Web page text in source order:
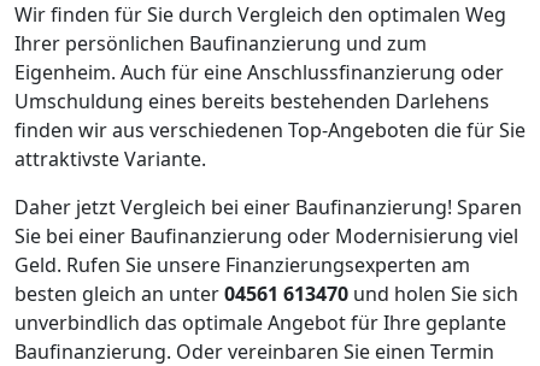
Wir finden für Sie durch Vergleich den optimalen Weg
Ihrer persönlichen Baufinanzierung und zum
Eigenheim. Auch für eine Anschlussfinanzierung oder
Umschuldung eines bereits bestehenden Darlehens
finden wir aus verschiedenen Top-Angeboten die für Sie
attraktivste Variante.
Daher jetzt Vergleich bei einer Baufinanzierung! Sparen
Sie bei einer Baufinanzierung oder Modernisierung viel
Geld. Rufen Sie unsere Finanzierungsexperten am
besten gleich an unter04561 613470 und holen Sie sich
unverbindlich das optimale Angebot für Ihre geplante
Baufinanzierung. Oder vereinbaren Sie einen Termin